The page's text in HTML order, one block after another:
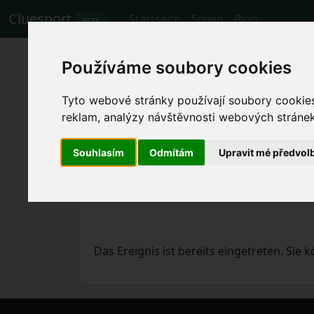
Používáme soubory cookies
Tyto webové stránky používají soubory
reklam, analýzy návštěvnosti webových
Souhlasím Odmítám Upravit mé
Cluesport BETA Startseite Spiele Blog
Die besten
Sevilla gegen
Das Ereignis ist bereits eingetreten. Sie